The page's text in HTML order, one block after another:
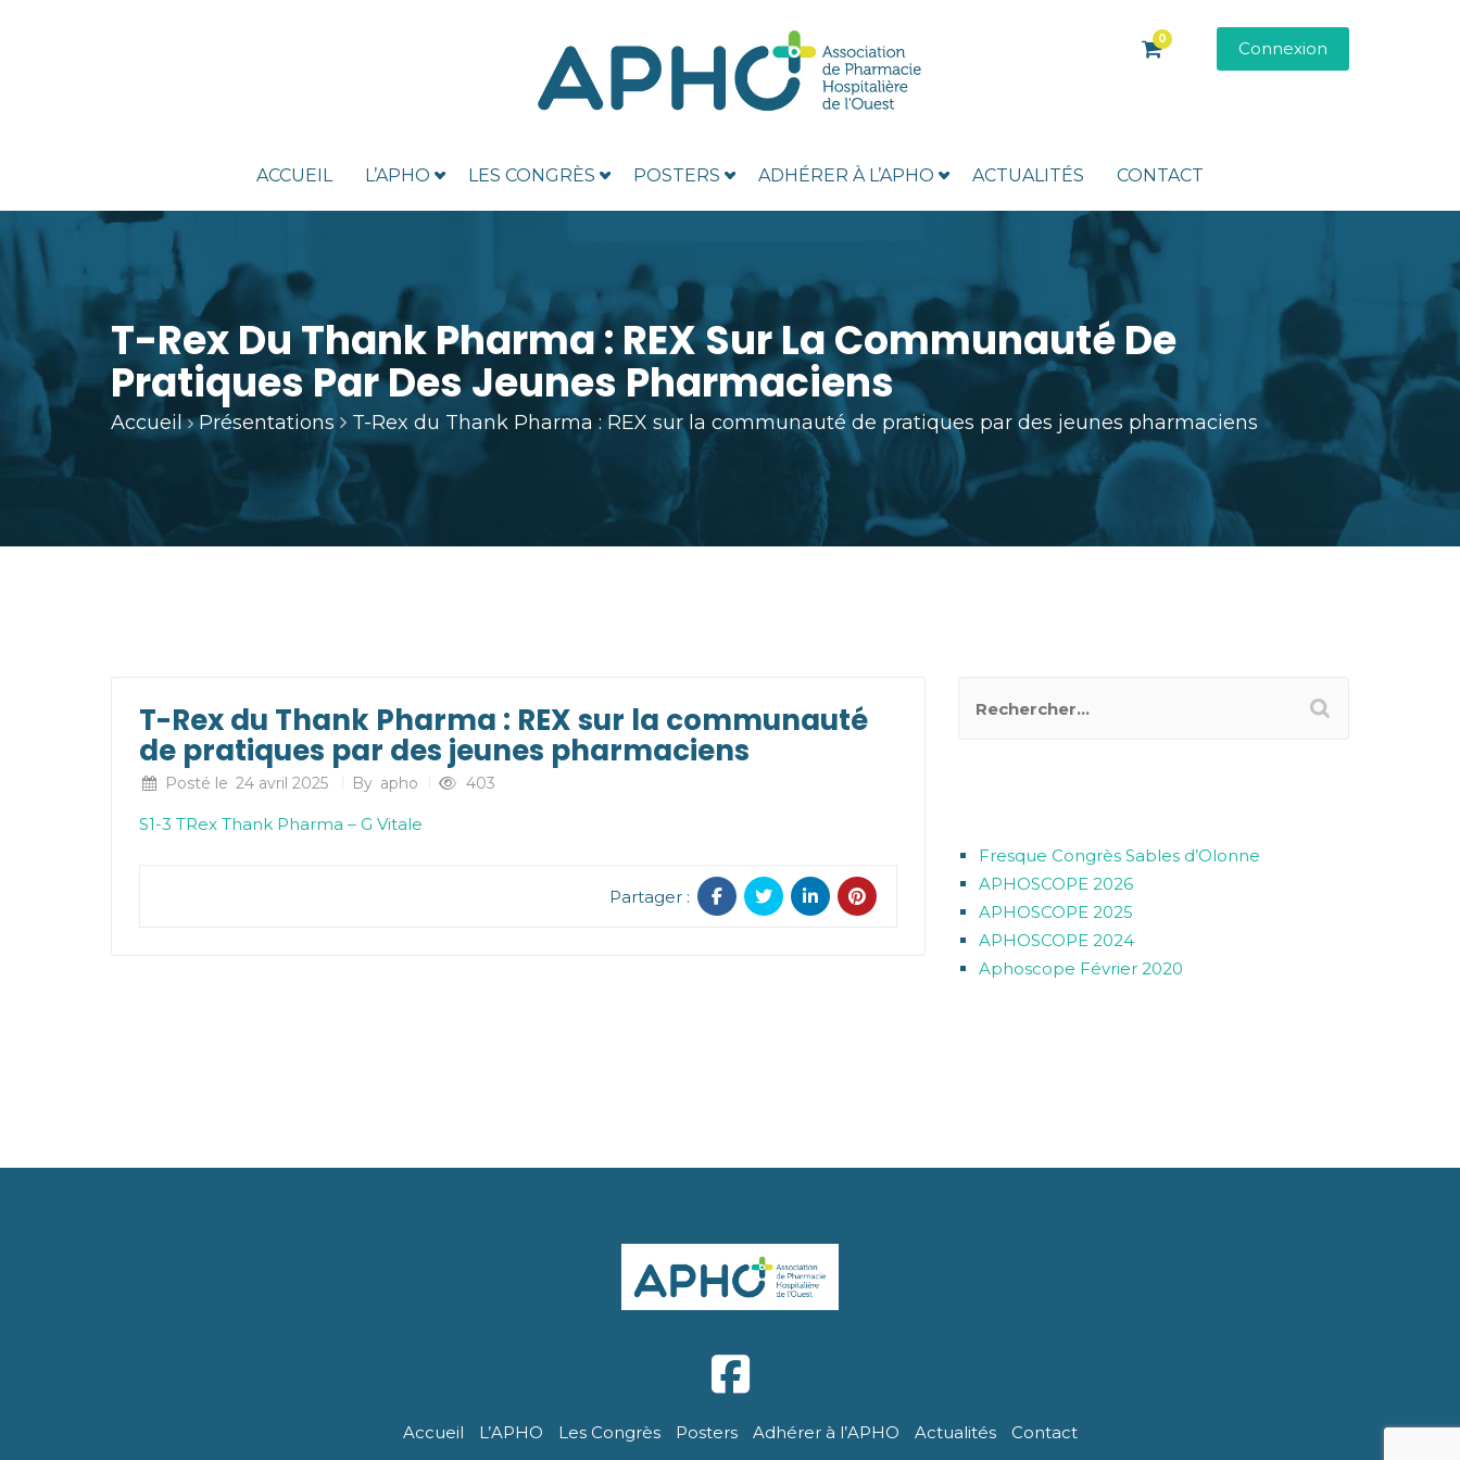
0 Connexion
ACCUEIL L’APHO LES CONGRÈS POSTERS ADHÉRER À L’APHO ACTUALITÉS CONTACT
T-Rex Du Thank Pharma : REX Sur La Communauté De
Pratiques Par Des Jeunes Pharmaciens
Accueil Présentations T-Rex du Thank Pharma : REX sur la communauté de pratiques par des jeunes pharmaciens
T-Rex du Thank Pharma : REX sur la communauté
de pratiques par des jeunes pharmaciens
Posté le 24 avril 2025 By apho 403
S1-3 TRex Thank Pharma – G Vitale
Partager :
Fresque Congrès Sables d’Olonne
APHOSCOPE 2026
APHOSCOPE 2025
APHOSCOPE 2024
Aphoscope Février 2020
Accueil L’APHO Les Congrès Posters Adhérer à l’APHO Actualités Contact